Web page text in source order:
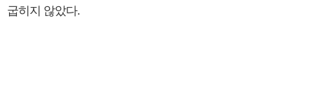
굽히지 않았다.